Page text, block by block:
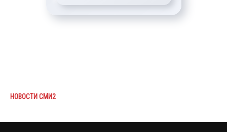
НОВОСТИ СМИ2